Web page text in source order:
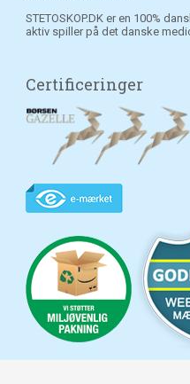
STETOSKOP.DK er en 100%
aktiv spiller på det danske
Certificeringer